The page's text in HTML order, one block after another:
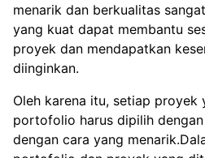
menarik dan berkualitas
yang kuat dapat membantu
proyek dan mendapatkan
diinginkan.
Oleh karena itu, setiap proyek
portofolio harus dipilih
dengan cara yang